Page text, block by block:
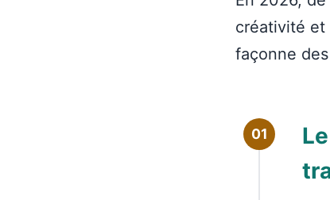
créativité et
façonne
01